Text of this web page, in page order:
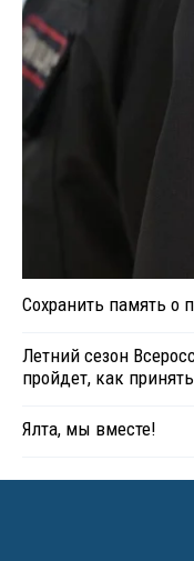
Сохранить память о
Летний сезон
пройдет, как
Ялта, мы вместе!